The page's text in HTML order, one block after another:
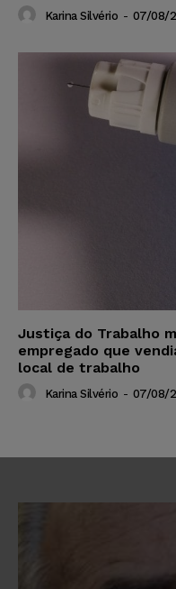
Karina Silvério - 07/08/
Justiça do Trabalho
empregado que
local de trabalho
Karina Silvério - 07/08/